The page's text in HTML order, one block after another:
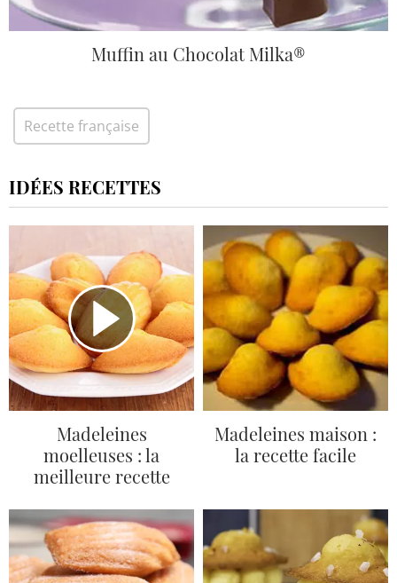
Muffin au Chocolat Milka®
Recette française
IDÉES RECETTES
Madeleines
moelleuses : la
meilleure recette
Madeleines maison :
la recette facile